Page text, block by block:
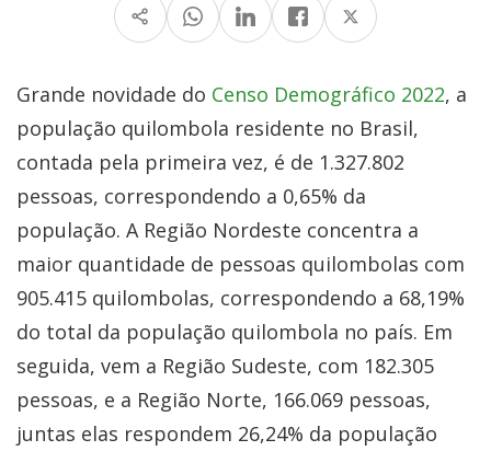
Grande novidade do Censo Demográfico 2022, a
população quilombola residente no Brasil,
contada pela primeira vez, é de 1.327.802
pessoas, correspondendo a 0,65% da
população. A Região Nordeste concentra a
maior quantidade de pessoas quilombolas com
905.415 quilombolas, correspondendo a 68,19%
do total da população quilombola no país. Em
seguida, vem a Região Sudeste, com 182.305
pessoas, e a Região Norte, 166.069 pessoas,
juntas elas respondem 26,24% da população